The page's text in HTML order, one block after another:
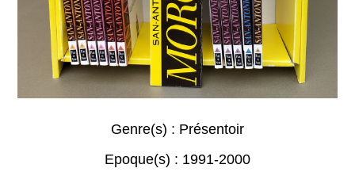
Genre(s) : Présentoir
Epoque(s) : 1991-2000